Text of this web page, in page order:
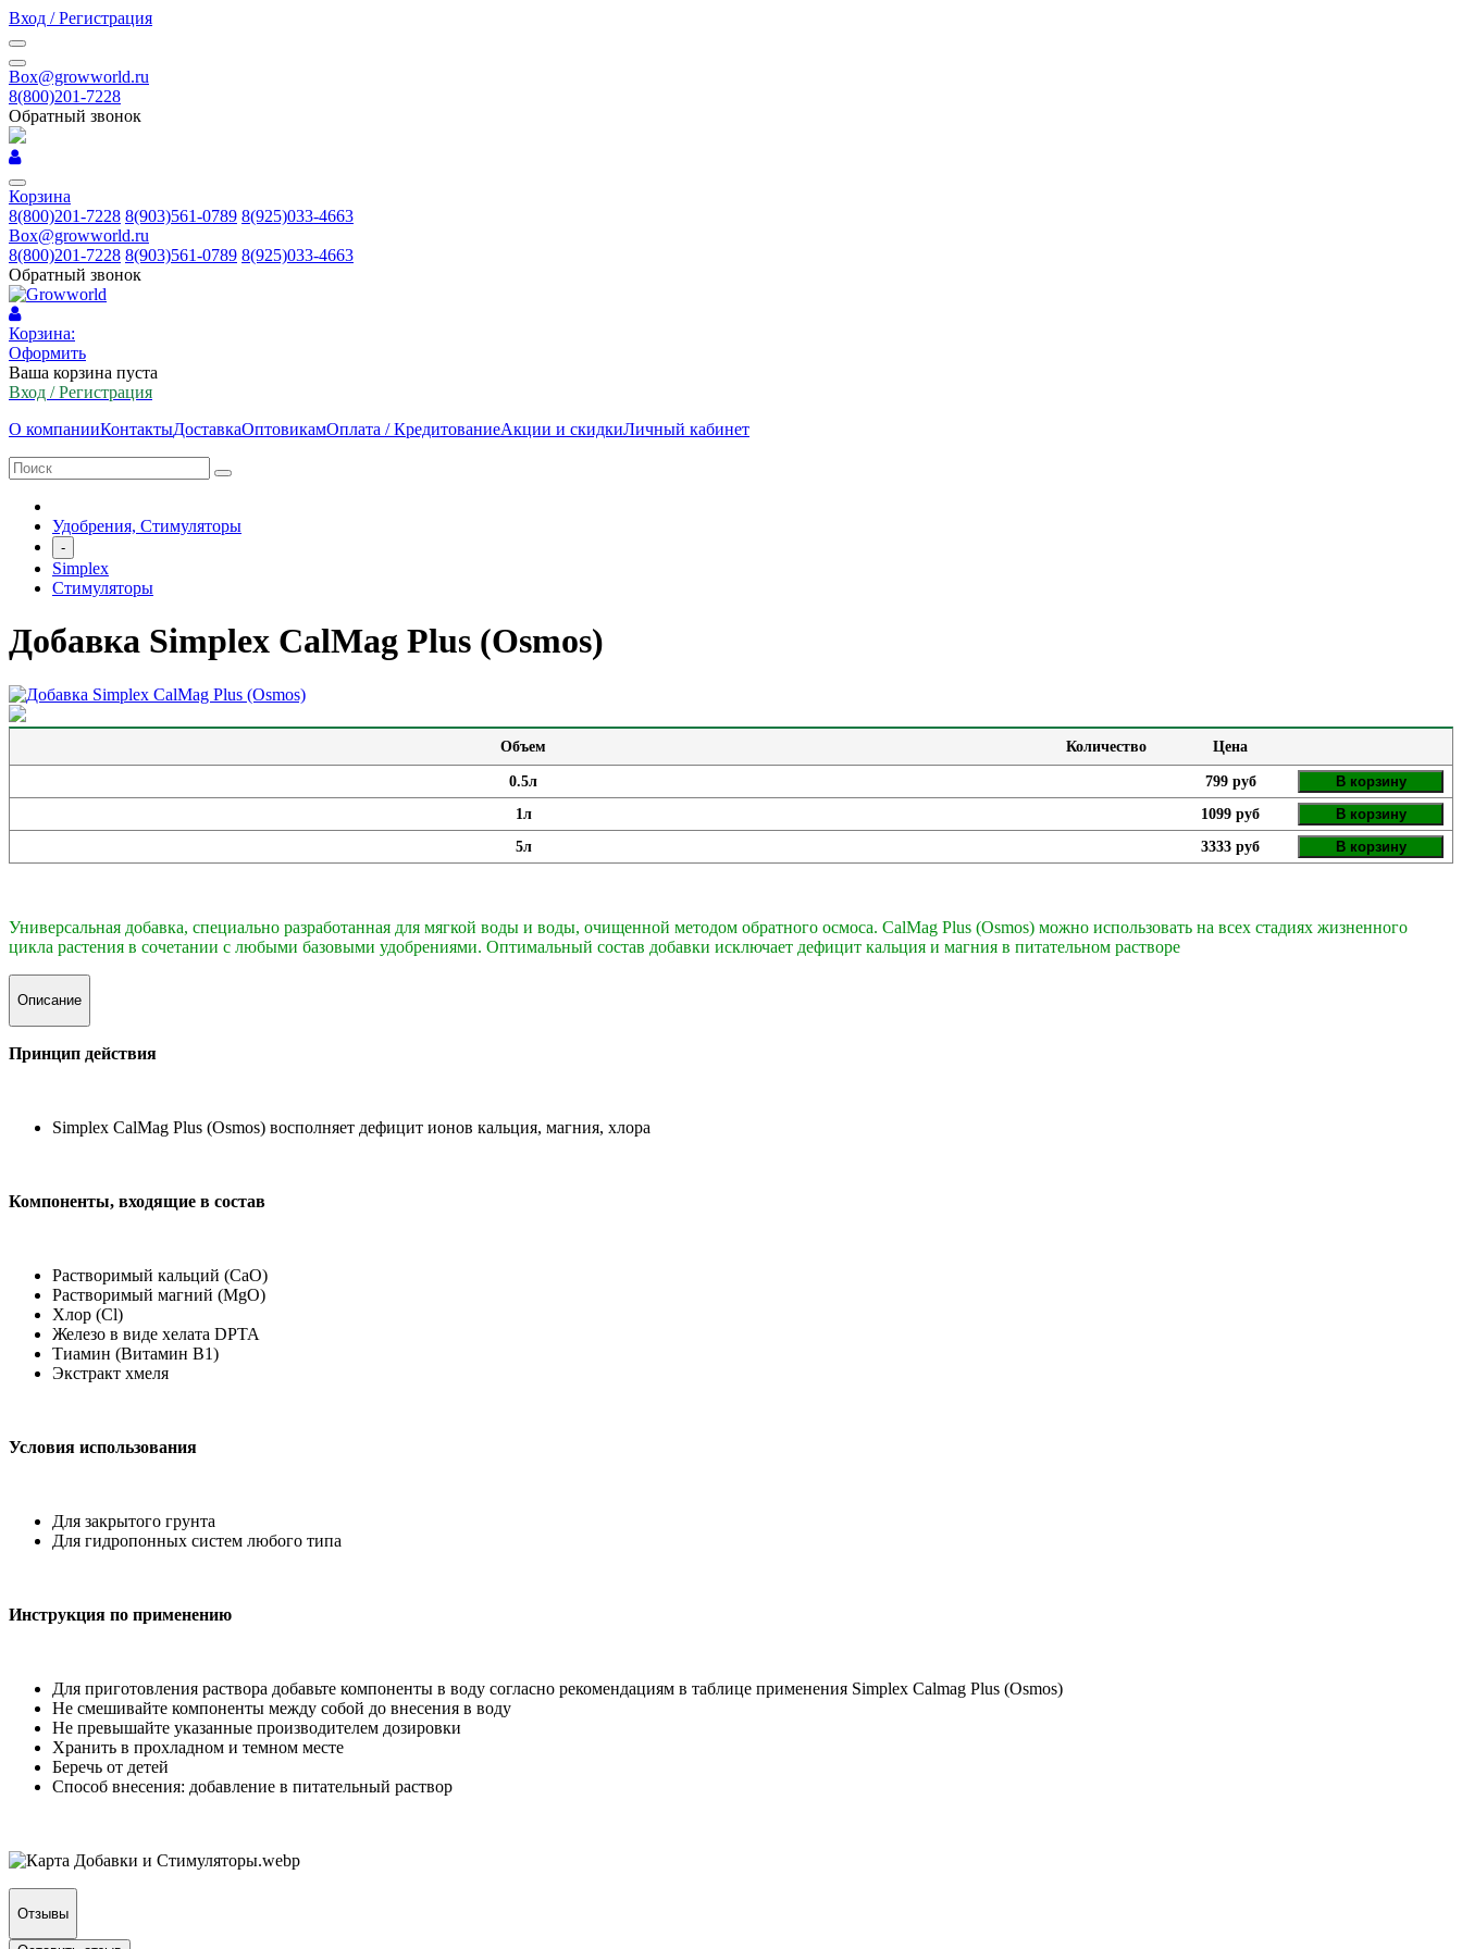
Вход / Регистрация
Box@growworld.ru
8(800)201-7228
Обратный звонок
Корзина
8(800)201-7228 8(903)561-0789 8(925)033-4663
Box@growworld.ru
8(800)201-7228 8(903)561-0789 8(925)033-4663
Обратный звонок
Корзина:
Оформить
Ваша корзина пуста
Вход / Регистрация
О компанииКонтактыДоставкаОптовикамОплата / КредитованиеАкции и скидкиЛичный кабинет
Удобрения, Стимуляторы
-
Simplex
Стимуляторы
Добавка Simplex CalMag Plus (Osmos)
Объем Количество
Цена
0.5л
799 руб В корзину
1л 1099 руб В корзину
5л 3333 руб В корзину
Универсальная добавка, специально разработанная для мягкой воды и воды, очищенной методом обратного осмоса. CalMag Plus (Osmos) можно использовать на всех стадиях жизненного
цикла растения в сочетании с любыми базовыми удобрениями. Оптимальный состав добавки исключает дефицит кальция и магния в питательном растворе
Описание
Принцип действия
Simplex CalMag Plus (Osmos) восполняет дефицит ионов кальция, магния, хлора
Компоненты, входящие в состав
Растворимый кальций (СаО)
Растворимый магний (MgO)
Хлор (Cl)
Железо в виде хелата DPTA
Тиамин (Витамин В1)
Экстракт хмеля
Условия использования
Для закрытого грунта
Для гидропонных систем любого типа
Инструкция по применению
Для приготовления раствора добавьте компоненты в воду согласно рекомендациям в таблице применения Simplex Calmag Plus (Osmos)
Не смешивайте компоненты между собой до внесения в воду
Не превышайте указанные производителем дозировки
Хранить в прохладном и темном месте
Беречь от детей
Способ внесения: добавление в питательный раствор
Отзывы